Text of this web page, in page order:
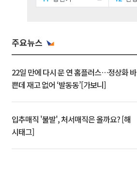
주요뉴스
22일 만에 다시 문 연 홈플러스…정상화 바
쁜데 재고 없어 ‘발동동’[가보니]
입추매직 '불발', 처서매직은 올까요? [해
시태그]